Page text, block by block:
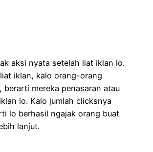
aksi nyata setelah liat iklan lo.
iklan, kalo orang-orang
berarti mereka penasaran atau
lo. Kalo jumlah clicksnya
lo berhasil ngajak orang buat
lanjut.